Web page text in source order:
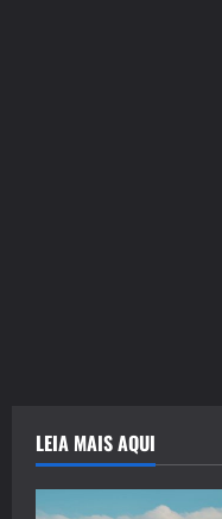
LEIA MAIS AQUI